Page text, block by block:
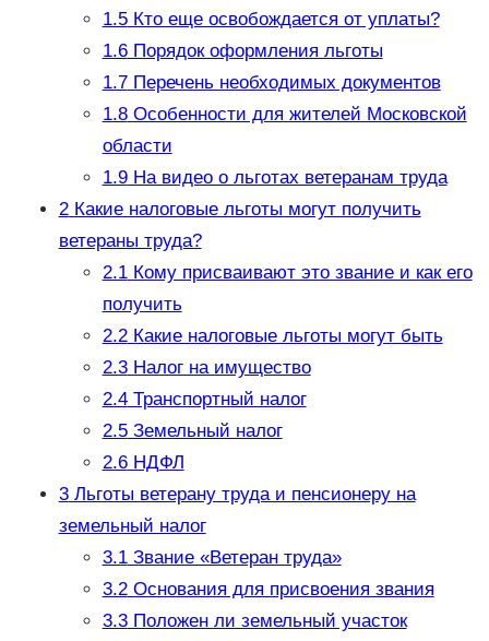
1.5Кто еще освобождается от уплаты?
1.6Порядок оформления льготы
1.7Перечень необходимых документов
1.8Особенности для жителей Московской
области
1.9На видео о льготах ветеранам труда
2Какие налоговые льготы могут получить
ветераны труда?
2.1Кому присваивают это звание и как его
получить
2.2Какие налоговые льготы могут быть
2.3Налог на имущество
2.4Транспортный налог
2.5Земельный налог
2.6НДФЛ
3Льготы ветерану труда и пенсионеру на
земельный налог
3.1Звание «Ветеран труда»
3.2Основания для присвоения звания
3.3Положен ли земельный участок